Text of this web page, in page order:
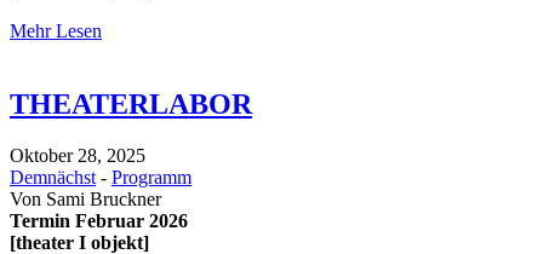
Mehr Lesen
THEATERLABOR
Oktober 28, 2025
Demnächst - Programm
Von Sami Bruckner
Termin Februar 2026
[theater I objekt]